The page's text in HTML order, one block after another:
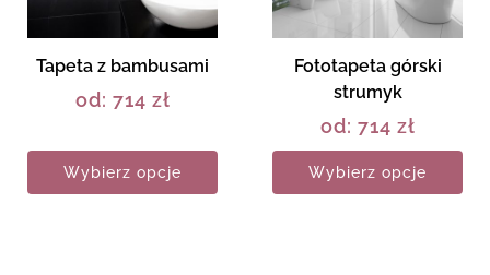
Tapeta z bambusami
od: 714 zł
Wybierz opcje
Fototapeta górski
strumyk
od: 714 zł
Wybierz opcje